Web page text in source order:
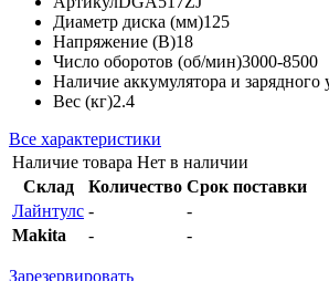
Диаметр диска (мм)125
Напряжение (В)18
Число оборотов (об/мин)3000-8500
Наличие аккумулятора и зарядного
Вес (кг)2.4
Все характеристики
Наличие товара Нет в наличии
Склад
Количество Срок поставки
Лайнтулс -
-
Makita
- -
Зарезервировать